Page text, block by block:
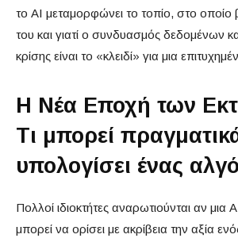
το AI μεταμορφώνει το τοπίο, στο οποίο
του και γιατί ο συνδυασμός δεδομένων
κρίσης είναι το «κλειδί» για μια
Η Νέα Εποχή των
Τι μπορεί
υπολογίσει ένας
Πολλοί ιδιοκτήτες αναρωτιούνται αν
μπορεί να ορίσει με ακρίβεια την αξία